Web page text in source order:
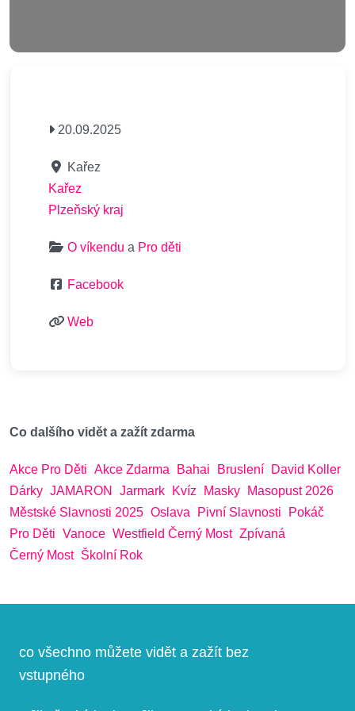
20.09.2025
Kařez
Kařez
Plzeňský kraj
O víkendu a Pro děti
Facebook
Web
Co dalšího vidět a zažít zdarma
Akce Pro Děti Akce Zdarma Bahai Bruslení
David Koller
Dárky JAMARON Jarmark Kvíz Masky
Masopust 2026
Městské Slavnosti 2025 Oslava Pivní Slavnosti
Pokáč
Pro Děti Vanoce Westfield Černý Most Zpívaná
Černý Most Školní Rok
co všechno můžete vidět a zažít bez
vstupného